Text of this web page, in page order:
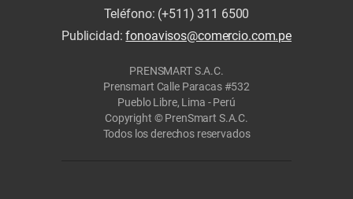
Teléfono: (+511) 311 6500
Publicidad:fonoavisos@comercio.com.pe
PRENSMART S.A.C.
Prensmart Calle Paracas #532
Pueblo Libre, Lima - Perú
Copyright © PrenSmart S.A.C.
Todos los derechos reservados